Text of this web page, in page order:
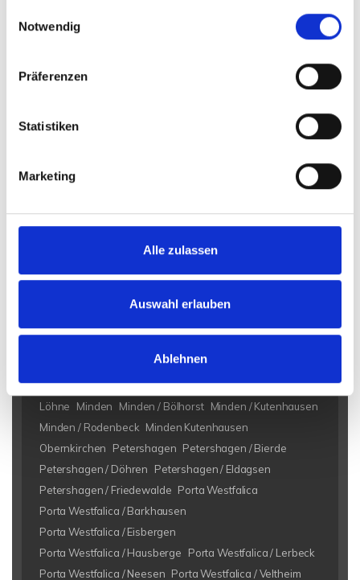
Notwendig
Präferenzen
Statistiken
Marketing
Alle zulassen
Auswahl erlauben
Ablehnen
VERKAUFT
Hille
267 m²
7
Bad Oeynhausen Bad Salzuflen
Heeßen Herford Hespe Hille Kalletal Lübbecke
Löhne
Minden Minden / Bölhorst Minden / Kutenhausen
Minden / Rodenbeck Minden Kutenhausen
Obernkirchen
Petershagen Petershagen / Bierde
Petershagen / Döhren
Petershagen / Eldagsen
Petershagen / Friedewalde Porta Westfalica
Porta Westfalica / Barkhausen
Porta Westfalica / Eisbergen
Porta Westfalica / Hausberge
Porta Westfalica / Lerbeck
Porta Westfalica / Neesen Porta Westfalica / Veltheim